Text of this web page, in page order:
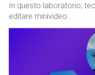
In questo laboratorio, t
editare minivideo.